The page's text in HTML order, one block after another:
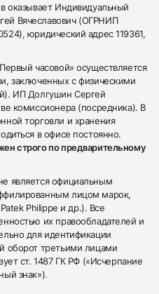
оказывает Индивидуальный
Вячеславович (ОГРНИП
юридический адрес 119361,
часовой» осуществляется
заключенных с физическими
ИП Долгушин Сергей
комиссионера (посредника). В
торговли и хранения
в офисе постоянно.
строго по предварительному
является официальным
лицом марок,
Philippe и др.). Все
их правообладателей и
для идентификации
оборот третьими лицами
ст. 1487 ГК РФ («Исчерпание
знак»).